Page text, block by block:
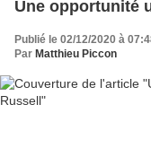
Une opportunité
Publié le 02/12/2020 à
Par Matthieu Piccon